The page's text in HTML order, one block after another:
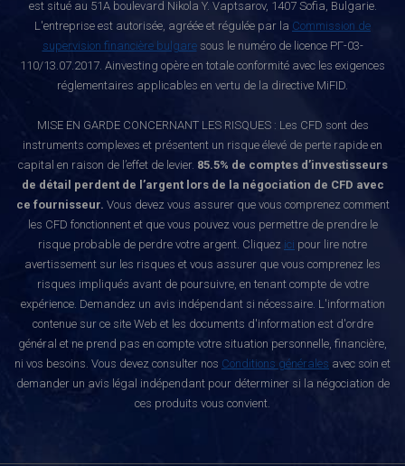
est situé au 51A boulevard Nikola Y. Vaptsarov, 1407 Sofia, Bulgarie.
L'entreprise est autorisée, agréée et régulée par la Commission de
supervision financière bulgaresous le numéro de licence РГ-03-
110/13.07.2017. Ainvesting opère en totale conformité avec les exigences
réglementaires applicables en vertu de la directive MiFID.
MISE EN GARDE CONCERNANT LES RISQUES : Les CFD sont des
instruments complexes et présentent un risque élevé de perte rapide en
capital en raison de l’effet de levier. 85.5% de comptes d’investisseurs
de détail perdent de l’argent lors de la négociation de CFD avec
ce fournisseur. Vous devez vous assurer que vous comprenez comment
les CFD fonctionnent et que vous pouvez vous permettre de prendre le
risque probable de perdre votre argent. Cliquez ici pour lire notre
avertissement sur les risques et vous assurer que vous comprenez les
risques impliqués avant de poursuivre, en tenant compte de votre
expérience. Demandez un avis indépendant si nécessaire. L'information
contenue sur ce site Web et les documents d'information est d'ordre
général et ne prend pas en compte votre situation personnelle, financière,
ni vos besoins. Vous devez consulter nos Conditions générales avec soin et
demander un avis légal indépendant pour déterminer si la négociation de
ces produits vous convient.